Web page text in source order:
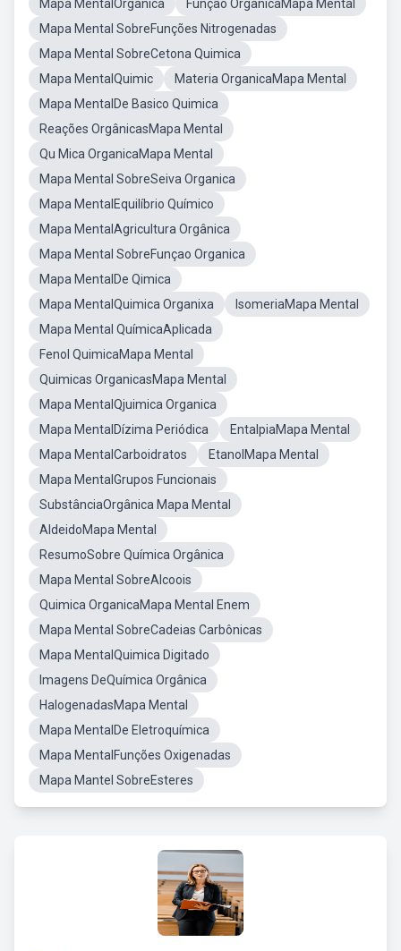
Mapa MentalOrganica
Função OrganicaMapa Mental
Mapa Mental SobreFunções Nitrogenadas
Mapa Mental SobreCetona Quimica
Mapa MentalQuimic
Materia OrganicaMapa Mental
Mapa MentalDe Basico Quimica
Reações OrgânicasMapa Mental
Qu Mica OrganicaMapa Mental
Mapa Mental SobreSeiva Organica
Mapa MentalEquilíbrio Químico
Mapa MentalAgricultura Orgânica
Mapa Mental SobreFunçao Organica
Mapa MentalDe Qimica
Mapa MentalQuimica Organixa
IsomeriaMapa Mental
Mapa Mental QuímicaAplicada
Fenol QuimicaMapa Mental
Quimicas OrganicasMapa Mental
Mapa MentalQjuimica Organica
Mapa MentalDízima Periódica
EntalpiaMapa Mental
Mapa MentalCarboidratos
EtanolMapa Mental
Mapa MentalGrupos Funcionais
SubstânciaOrgânica Mapa Mental
AldeidoMapa Mental
ResumoSobre Química Orgânica
Mapa Mental SobreAlcoois
Quimica OrganicaMapa Mental Enem
Mapa Mental SobreCadeias Carbônicas
Mapa MentalQuimica Digitado
Imagens DeQuímica Orgânica
HalogenadasMapa Mental
Mapa MentalDe Eletroquímica
Mapa MentalFunções Oxigenadas
Mapa Mantel SobreEsteres